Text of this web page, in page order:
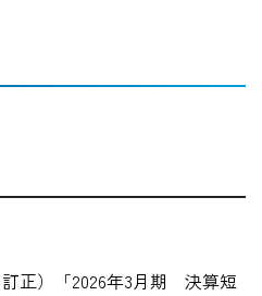
訂正）「2026年3月期 決算短